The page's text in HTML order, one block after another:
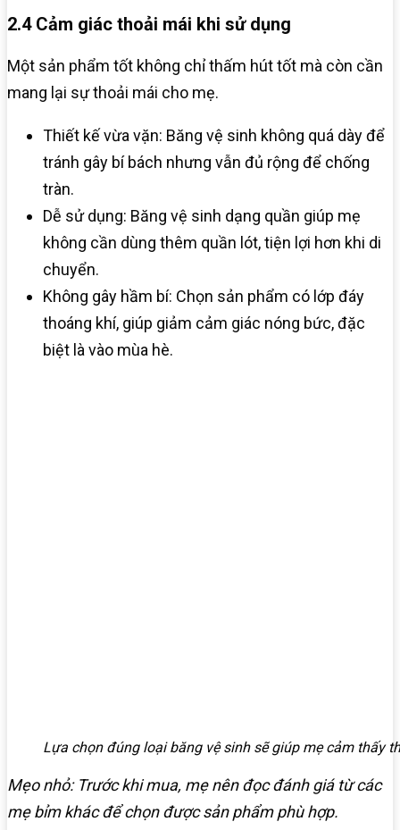
2.4 Cảm giác thoải mái khi sử dụng
Một sản phẩm tốt không chỉ thấm hút tốt mà còn cần
mang lại sự thoải mái cho mẹ.
Thiết kế vừa vặn: Băng vệ sinh không quá dày để
tránh gây bí bách nhưng vẫn đủ rộng để chống
tràn.
Dễ sử dụng: Băng vệ sinh dạng quần giúp mẹ
không cần dùng thêm quần lót, tiện lợi hơn khi di
chuyển.
Không gây hầm bí: Chọn sản phẩm có lớp đáy
thoáng khí, giúp giảm cảm giác nóng bức, đặc
biệt là vào mùa hè.
Lựa chọn đúng loại băng vệ sinh sẽ giúp mẹ cảm thấy
Mẹo nhỏ: Trước khi mua, mẹ nên đọc đánh giá từ các
mẹ bỉm khác để chọn được sản phẩm phù hợp.